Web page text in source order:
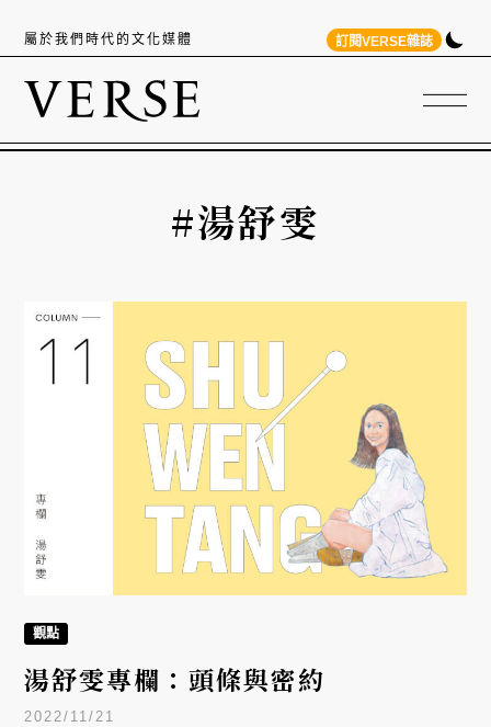
屬於我們時代的文化媒體 訂閱VERSE雜誌
#湯舒雯
觀點
湯舒雯專欄：頭條與密約
2022/11/21